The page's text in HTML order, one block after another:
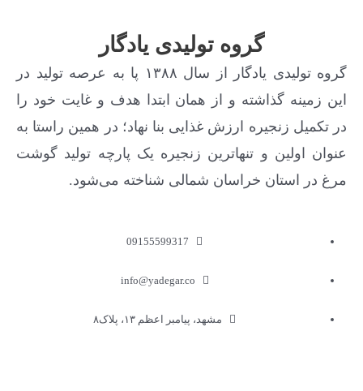
گروه تولیدی یادگار
گروه تولیدی یادگار از سال ۱۳۸۸ پا به عرصه تولید در
این زمینه گذاشته و از همان ابتدا هدف و غایت خود را
در تکمیل زنجیره ارزش غذایی بنا نهاد؛ در همین راستا به
عنوان اولین و تنهاترین زنجیره یک پارچه تولید گوشت
مرغ در استان خراسان شمالی شناخته می‌شود.
09155599317
info@yadegar.co
مشهد، پیامبر اعظم ۱۳، پلاک۸